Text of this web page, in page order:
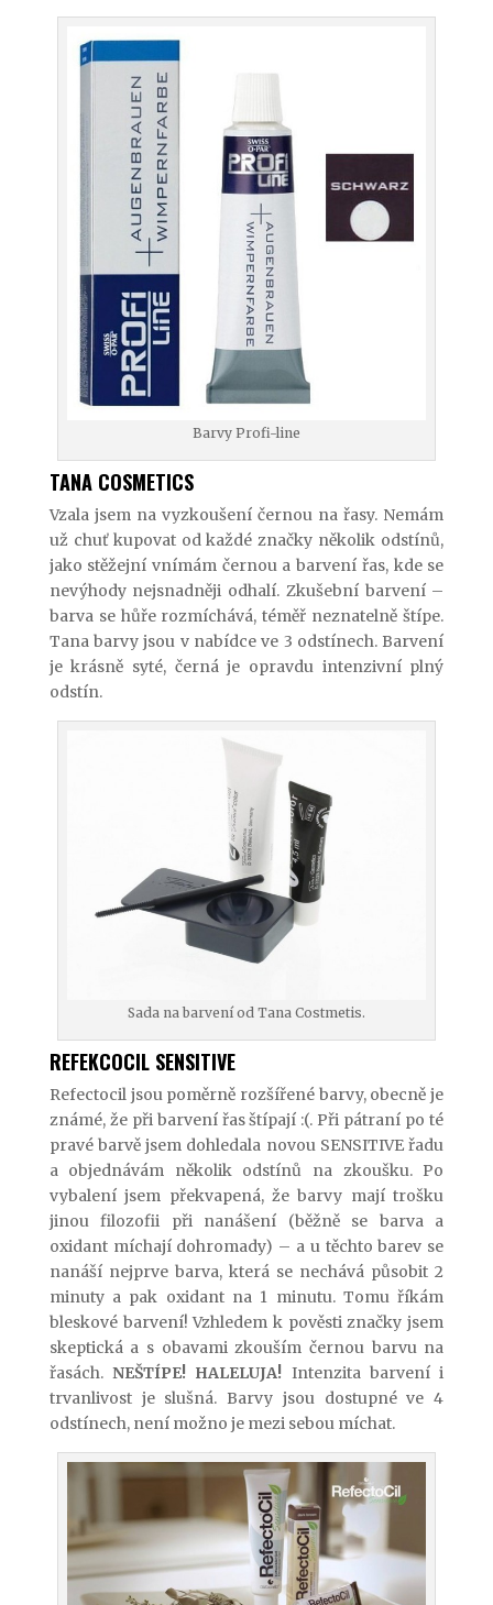
Barvy Profi-line
TANA COSMETICS
Vzala jsem na vyzkoušení černou na řasy. Nemám
už chuť kupovat od každé značky několik odstínů,
jako stěžejní vnímám černou a barvení řas, kde se
nevýhody nejsnadněji odhalí. Zkušební barvení –
barva se hůře rozmíchává, téměř neznatelně štípe.
Tana barvy jsou v nabídce ve 3 odstínech. Barvení
je krásně syté, černá je opravdu intenzivní plný
odstín.
Sada na barvení od Tana Costmetis.
REFEKCOCIL SENSITIVE
Refectocil jsou poměrně rozšířené barvy, obecně je
známé, že při barvení řas štípají :(. Při pátraní po té
pravé barvě jsem dohledala novou SENSITIVE řadu
a objednávám několik odstínů na zkoušku. Po
vybalení jsem překvapená, že barvy mají trošku
jinou filozofii při nanášení (běžně se barva a
oxidant míchají dohromady) – a u těchto barev se
nanáší nejprve barva, která se nechává působit 2
minuty a pak oxidant na 1 minutu. Tomu říkám
bleskové barvení! Vzhledem k pověsti značky jsem
skeptická a s obavami zkouším černou barvu na
řasách.NEŠTÍPE! HALELUJA! Intenzita barvení i
trvanlivost je slušná. Barvy jsou dostupné ve 4
odstínech, není možno je mezi sebou míchat.